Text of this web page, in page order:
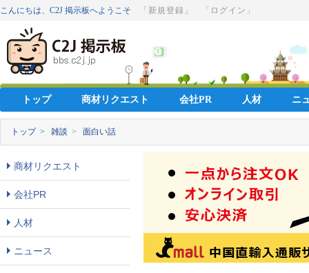
こんにちは、C2J 掲示板へようこそ 「新規登録」 「ログイン」
トップ 商材リクエスト 会社PR 人材 ニ
トップ > 雑談 > 面白い話
商材リクエスト
会社PR
人材
ニュース